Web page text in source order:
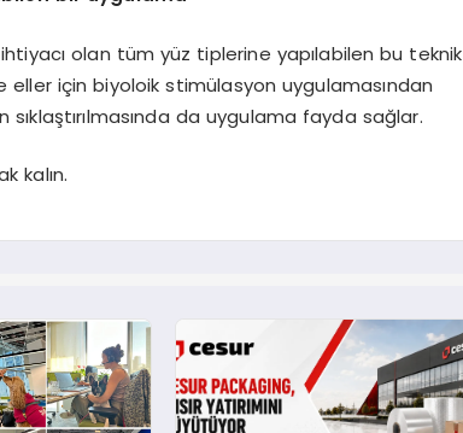
olan tüm yüz tiplerine yapılabilen bu teknik
eller için biyoloik stimülasyon uygulamasından
sıklaştırılmasında da uygulama fayda sağlar.
kalın.